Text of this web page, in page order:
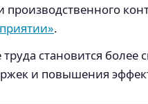
.
становится
и повышения